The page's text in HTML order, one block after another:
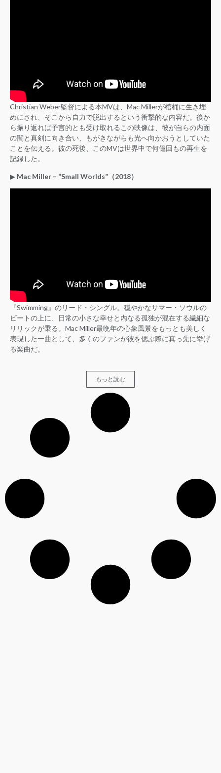
Christian Weber監督による本MVは、Mac Millerが棺桶に生き埋
めにされ、そこから自力で脱出するという衝撃的な内容だ。後か
ら振り返れば予言的とも受け取れるこの映像は、彼が自らの内面
の闇と真剣に向き合い、もがきながらも光へ向かおうとしていた
ことを伝える。彼の死後、このMVは世界中で何億回もの再生を
記録した。
▶︎ Mac Miller – “Small Worlds”（2018）
『Swimming』のリード・シングル。穏やかなサマー・ソウルの
ビートの上に、日常の小さな幸せと内なる孤独が混在する繊細な
リリックが乗る。Mac Miller最晩年の心象風景をもっとも美しく
表現した一曲として、多くのファンが彼を偲ぶ際に真っ先に挙げ
る楽曲だ。
もっと読む